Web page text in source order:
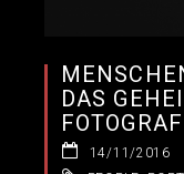
DAS
14/11/2016